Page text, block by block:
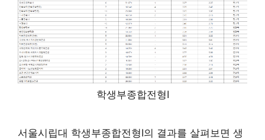
학생부종합전형Ⅰ
서울시립대 학생부종합전형Ⅰ의 결과를 살펴보면 생